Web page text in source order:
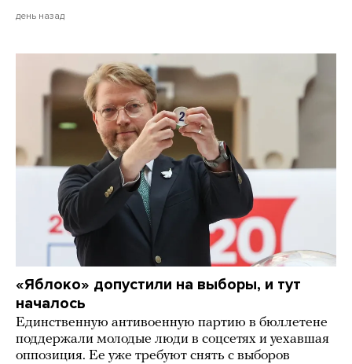
день назад
«Яблоко» допустили на выборы, и тут
началось
Единственную антивоенную партию в бюллетене
поддержали молодые люди в соцсетях и уехавшая
оппозиция. Ее уже требуют снять с выборов